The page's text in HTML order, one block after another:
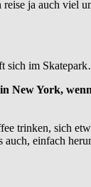
ja auch viel
sich im
New York,
trinken, sich
einfach